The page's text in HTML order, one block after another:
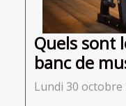
Quels sont
banc de
Lundi 30 octobre